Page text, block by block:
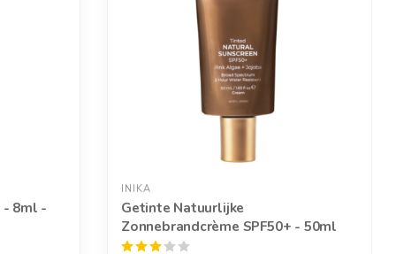
- 8ml -
INIKA
Getinte Natuurlijke
Zonnebrandcrème SPF50+ - 50ml